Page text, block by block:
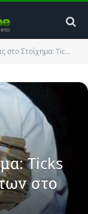
Ticks και Διαχείριση Χρημάτων στο Trading
Ticks
στο